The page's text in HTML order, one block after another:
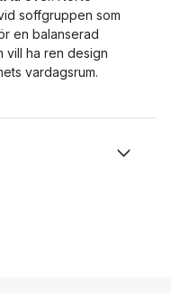
soffgruppen som
en balanserad
vill ha ren design
vardagsrum.